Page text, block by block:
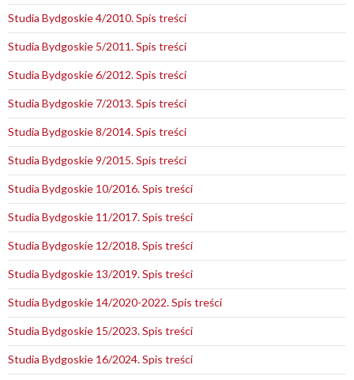
Studia Bydgoskie 4/2010. Spis treści
Studia Bydgoskie 5/2011. Spis treści
Studia Bydgoskie 6/2012. Spis treści
Studia Bydgoskie 7/2013. Spis treści
Studia Bydgoskie 8/2014. Spis treści
Studia Bydgoskie 9/2015. Spis treści
Studia Bydgoskie 10/2016. Spis treści
Studia Bydgoskie 11/2017. Spis treści
Studia Bydgoskie 12/2018. Spis treści
Studia Bydgoskie 13/2019. Spis treści
Studia Bydgoskie 14/2020-2022. Spis treści
Studia Bydgoskie 15/2023. Spis treści
Studia Bydgoskie 16/2024. Spis treści